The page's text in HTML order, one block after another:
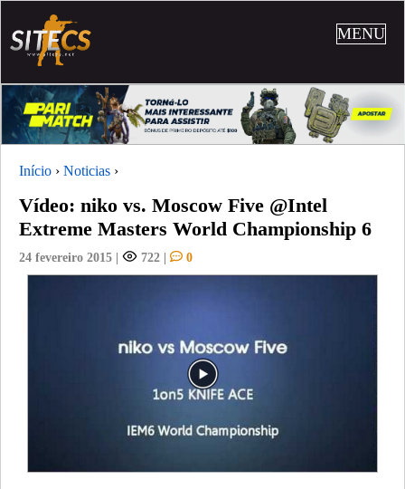
MENU
Início › Noticias ›
Vídeo: niko vs. Moscow Five @Intel
Extreme Masters World Championship 6
24 fevereiro 2015 | 722 | 0